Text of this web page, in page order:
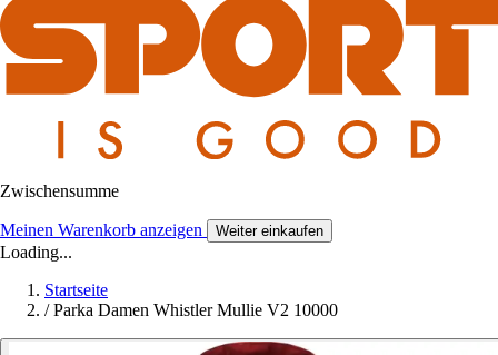
Zwischensumme
Meinen Warenkorb anzeigen Weiter einkaufen
Loading...
Startseite
/ Parka Damen Whistler Mullie V2 10000